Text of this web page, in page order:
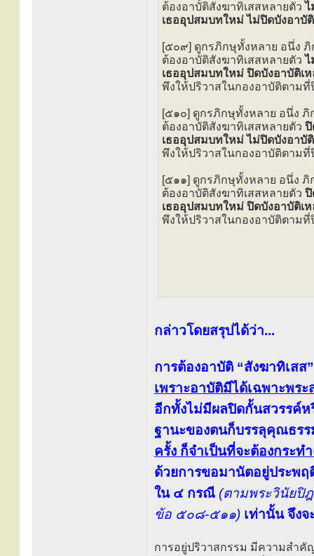
ต้องอาบัติสังฆาทิเสสหลายตัวไ
เธออุปสมบทใหม่ ไม่ปิดบังอาบั
[๕๐๙] ดูกรภิกษุทั้งหลาย อนึ่ง
ต้องอาบัติสังฆาทิเสสหลายตัวไ
เธออุปสมบทใหม่ ปิดบังอาบัติเ
พึงให้ปริวาสในกองอาบัติตาม
[๕๑๐] ดูกรภิกษุทั้งหลาย อนึ่ง
ต้องอาบัติสังฆาทิเสสหลายตัว ปิ
เธออุปสมบทใหม่ ไม่ปิดบังอาบั
พึงให้ปริวาสในกองอาบัติตาม
[๕๑๑] ดูกรภิกษุทั้งหลาย อนึ่ง
ต้องอาบัติสังฆาทิเสสหลายตัว ปิ
เธออุปสมบทใหม่ ปิดบังอาบัติเ
พึงให้ปริวาสในกองอาบัติตาม
กล่าวโดยสรุปได้ว่า...
การต้องอาบัติ “สังฆาทิเส
เพราะอาบัติมีได้เฉพาะพร
อีกทั้งไม่มีผลปิดกั้นสวรรค์
ฐานะของตนก็บรรลุคุณธร
ครั้ง ก็จำเป็นที่จะต้องกระ
ด้วยการขอมานัตอยู่ประพ
ใน ๔ กรณี (ตามพระวินัยปิ
ข้อ ๕๐๘-๕๑๑) เท่านั้น จึง
การอยู่ปริวาสกรรม มีความสำ